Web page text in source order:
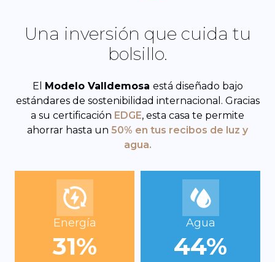
Una inversión que cuida tu
bolsillo.
El Modelo Valldemosa está diseñado bajo
estándares de sostenibilidad internacional. Gracias
a su certificación EDGE, esta casa te permite
ahorrar hasta un 50% en tus recibos de luz y
agua.
Energía
31%
Agua
44%